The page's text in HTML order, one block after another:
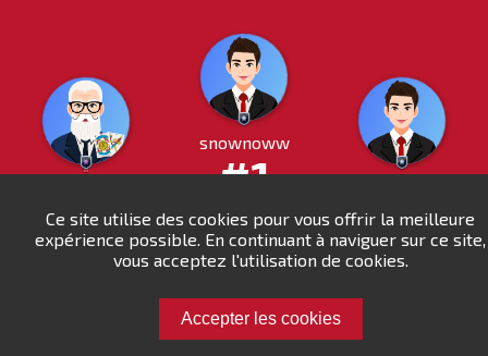
Ce site utilise des cookies pour vous offrir la meilleure
expérience possible. En continuant à naviguer sur ce site,
vous acceptez l'utilisation de cookies.
Accepter les cookies
#1
snownoww
637pts
#2
579pts
#3
572pts